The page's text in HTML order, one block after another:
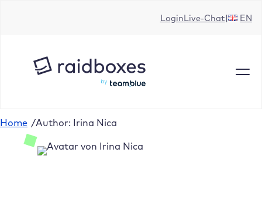
LoginLive-Chat EN
Home /Author: Irina Nica